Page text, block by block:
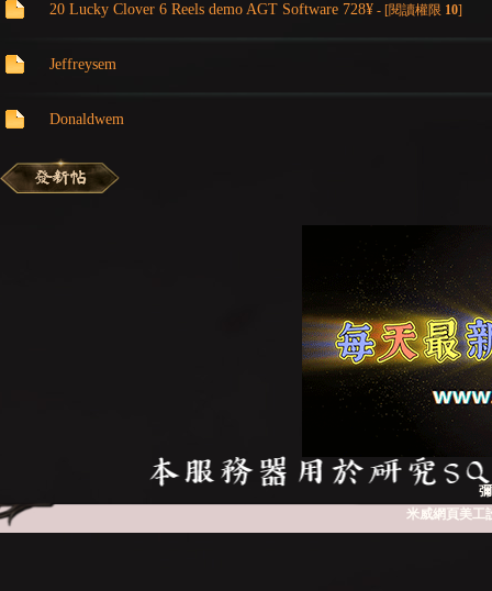
：
NE
20 Lucky Clover 6 Reels demo AGT Software 728¥ - [閱讀權限 10]
Jeffreysem
Donaldwem
米威網頁美工